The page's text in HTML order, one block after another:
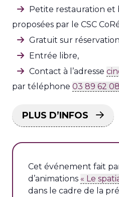
Petite restauration et
proposées par le CSC
Gratuit sur
Entrée libre,
Contact à l’adresse
par téléphone 03 89 62
PLUS D’INFOS
Cet événement fait
d’animations « Le
dans le cadre de la